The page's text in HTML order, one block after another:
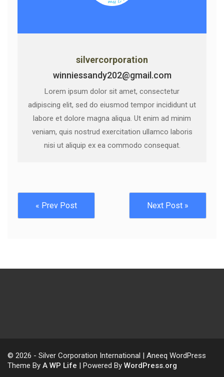
silvercorporation
winniessandy202@gmail.com
Lorem ipsum dolor sit amet, consectetur
adipiscing elit, sed do eiusmod tempor incididunt ut
labore et dolore magna aliqua. Ut enim ad minim
veniam, quis nostrud exercitation ullamco laboris
nisi ut aliquip ex ea commodo consequat.
« Prev Post Next Post »
© 2026 - Silver Corporation International | Aneeq WordPress
Theme By A WP Life | Powered By WordPress.org